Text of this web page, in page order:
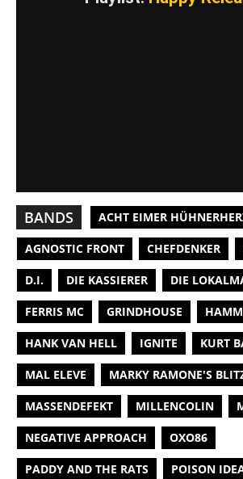
BANDS ACHT EIMER
AGNOSTIC FRONT CHEFDENKER
D.I. DIE KASSIERER DIE
FERRIS MC GRINDHOUSE
HANK VAN HELL IGNITE KURT
MAL ELEVE MARKY RAMONE'S
MASSENDEFEKT MILLENCOLIN
NEGATIVE APPROACH OXO86
PADDY AND THE RATS POISON